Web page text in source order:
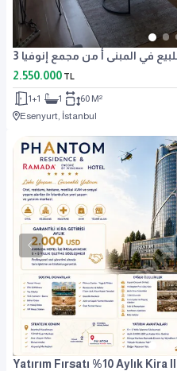
2.550.000 TL
1+1 1
60 M²
Esenyurt, İstanbul
Yatırım Fırsatı %10 Aylık Kira